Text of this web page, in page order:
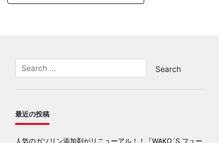
最近の投稿
人気のガソリン添加剤がリニューアル！！『WAKO´S フュー